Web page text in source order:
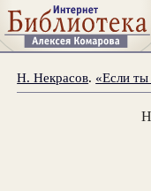
Н. Некрасов. «Если ты